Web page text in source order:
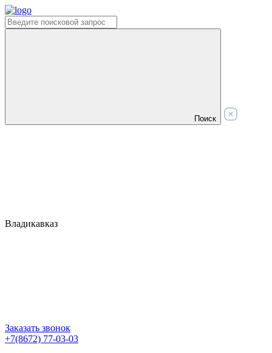
Поиск
Владикавказ
Заказать звонок
+7(8672) 77-03-03